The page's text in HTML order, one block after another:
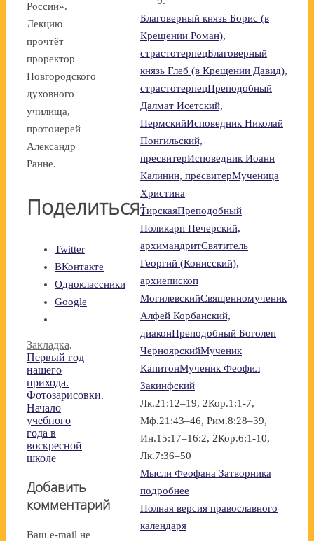
России».
Лекцию
прочтёт
проректор
Новгородского
духовного
училища,
протоиерей
Александр
Ранне.
Поделиться:
Twitter
ВКонтакте
Одноклассники
Google
Закладка.
Первый год
нашего
прихода.
Фотозарисовки.
Начало
учебного
года в
воскресной
школе
Добавить
комментарий
Ваш e-mail не
Благоверный князь Борис (в
Крещении Роман),
страстотерпецБлаговерный
князь Глеб (в Крещении Давид),
страстотерпецПреподобный
Далмат Исетский,
ПермскийИсповедник Николай
Понгильский,
пресвитерИсповедник Иоанн
Калинин, пресвитерМученица
Христина
ТирскаяПреподобный
Поликарп Печерский,
архимандритСвятитель
Георгий (Конисский),
архиепископ
МогилевскийСвященномученик
Алфей Корбанский,
диаконПреподобный Боголеп
ЧерноярскийМученик
КапитонМученик Феофил
Закинфский
Лк.21:12–19, 2Кор.1:1-7,
Мф.21:43–46, Рим.8:28–39,
Ин.15:17–16:2, 2Кор.6:1-10,
Лк.7:36–50
Мысли Феофана Затворника
подробнее
Полная версия православного
календаря